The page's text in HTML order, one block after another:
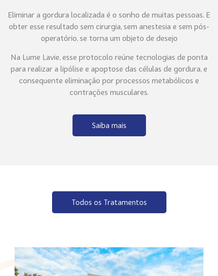
Eliminar a gordura localizada é o sonho de muitas pessoas. E
obter esse resultado sem cirurgia, sem anestesia e sem pós-
operatório, se torna um objeto de desejo
Na Lume Lavie, esse protocolo reúne tecnologias de ponta
para realizar a lipólise e apoptose das células de gordura, e
consequente eliminação por processos metabólicos e
contrações musculares.
Saiba mais
Todos os Tratamentos